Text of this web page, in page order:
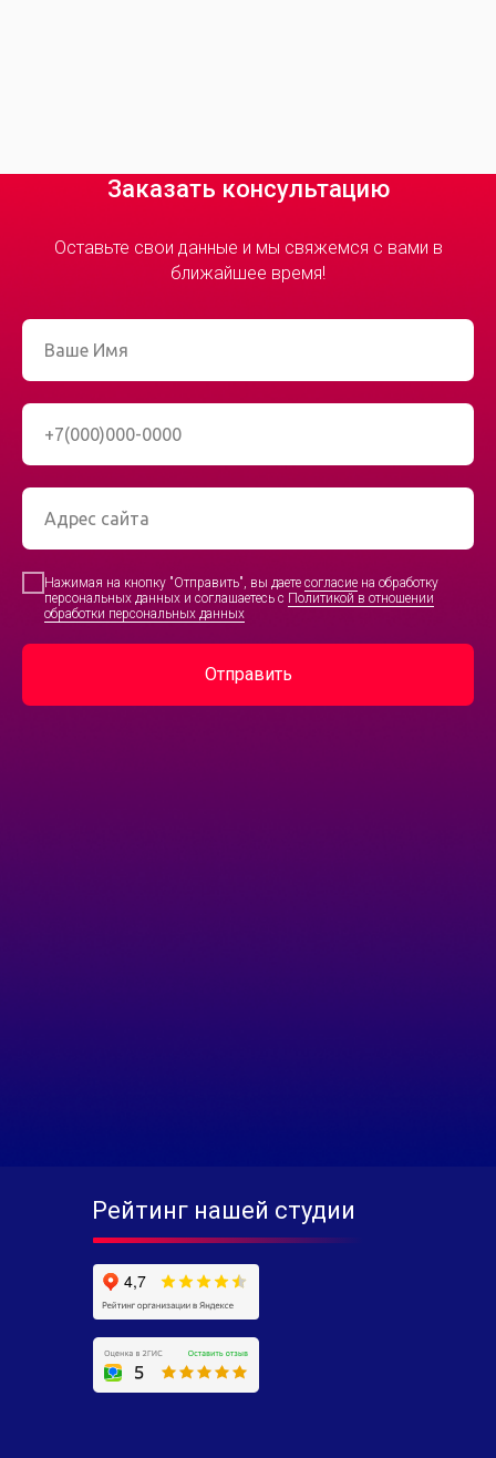
Заказать консультацию
Оставьте свои данные и мы свяжемся c вами в
ближайшее время!
Нажимая на кнопку "Отправить", вы даете согласие на обработку
персональных данных и соглашаетесь с Политикой в отношении
обработки персональных данных
Отправить
Рейтинг нашей студии